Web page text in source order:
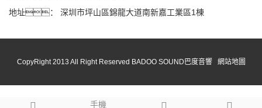
地址： 深圳市坪山區錦龍大道南新嘉工業區1棟
手機
CopyRight 2013 All Right Reserved BADOO SOUND巴度音響 網站地圖